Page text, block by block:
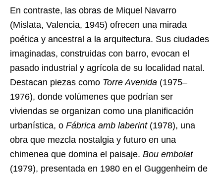
En contraste, las obras de Miquel Navarro
(Mislata, Valencia, 1945) ofrecen una mirada
poética y ancestral a la arquitectura. Sus ciudades
imaginadas, construidas con barro, evocan el
pasado industrial y agrícola de su localidad natal.
Destacan piezas como Torre Avenida (1975–
1976), donde volúmenes que podrían ser
viviendas se organizan como una planificación
urbanística, o Fábrica amb laberint(1978), una
obra que mezcla nostalgia y futuro en una
chimenea que domina el paisaje. Bou embolat
(1979), presentada en 1980 en el Guggenheim de